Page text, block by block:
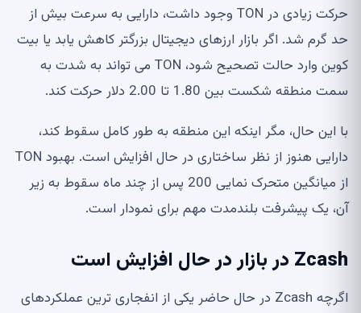
حرکت زیادی در TON وجود داشت، دارایی به سرعت بیش از
حد گرم شد. اگر بازار ارزهای دیجیتال بزرگتر کاهش یابد یا بیت
کوین وارد حالت تصحیح شود، TON می تواند به شدت به
سمت منطقه شکست بین 1.80 تا 2.00 دلار حرکت کند.
با این حال، مگر اینکه این منطقه به طور کامل سقوط کند،
دارایی هنوز از نظر ساختاری در حال افزایش است. بهبود TON
از میانگین متحرک نمایی 200 پس از چند ماه سقوط به زیر
آن، یک پیشرفت بلندمدت مهم برای نمودار است.
Zcash در بازار در حال افزایش است
اگرچه Zcash در حال حاضر یکی از انفجاری ترین عملکردهای